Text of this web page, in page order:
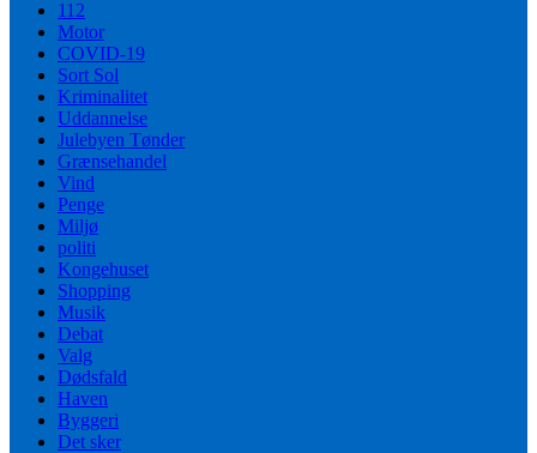
112
Motor
COVID-19
Sort Sol
Kriminalitet
Uddannelse
Julebyen Tønder
Grænsehandel
Vind
Penge
Miljø
politi
Kongehuset
Shopping
Musik
Debat
Valg
Dødsfald
Haven
Byggeri
Det sker